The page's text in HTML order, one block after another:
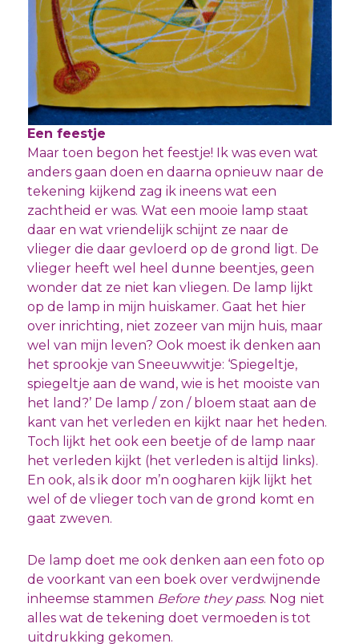
Een feestje
Maar toen begon het feestje! Ik was even wat
anders gaan doen en daarna opnieuw naar de
tekening kijkend zag ik ineens wat een
zachtheid er was. Wat een mooie lamp staat
daar en wat vriendelijk schijnt ze naar de
vlieger die daar gevloerd op de grond ligt. De
vlieger heeft wel heel dunne beentjes, geen
wonder dat ze niet kan vliegen. De lamp lijkt
op de lamp in mijn huiskamer. Gaat het hier
over inrichting, niet zozeer van mijn huis, maar
wel van mijn leven? Ook moest ik denken aan
het sprookje van Sneeuwwitje: ‘Spiegeltje,
spiegeltje aan de wand, wie is het mooiste van
het land?’ De lamp / zon / bloem staat aan de
kant van het verleden en kijkt naar het heden.
Toch lijkt het ook een beetje of de lamp naar
het verleden kijkt (het verleden is altijd links).
En ook, als ik door m’n oogharen kijk lijkt het
wel of de vlieger toch van de grond komt en
gaat zweven.
De lamp doet me ook denken aan een foto op
de voorkant van een boek over verdwijnende
inheemse stammen Before they pass. Nog niet
alles wat de tekening doet vermoeden is tot
uitdrukking gekomen.